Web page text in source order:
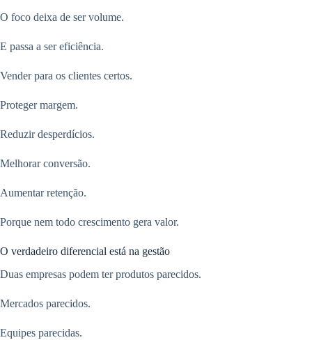
O foco deixa de ser volume.
E passa a ser eficiência.
Vender para os clientes certos.
Proteger margem.
Reduzir desperdícios.
Melhorar conversão.
Aumentar retenção.
Porque nem todo crescimento gera valor.
O verdadeiro diferencial está na gestão
Duas empresas podem ter produtos parecidos.
Mercados parecidos.
Equipes parecidas.